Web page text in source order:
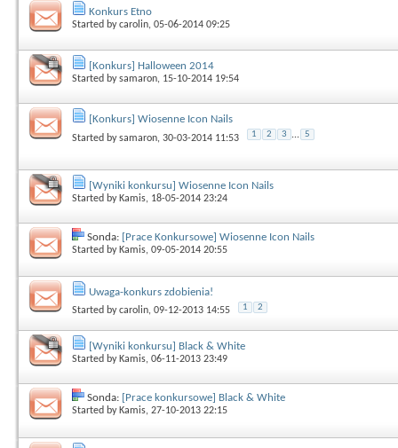
Konkurs Etno
Started bycarolin, 05-06-2014 09:25
[Konkurs] Halloween 2014
Started bysamaron, 15-10-2014 19:54
[Konkurs] Wiosenne Icon Nails
Started bysamaron, 30-03-2014 11:53 1 2 3 ... 5
[Wyniki konkursu] Wiosenne Icon Nails
Started by Kamis, 18-05-2014 23:24
Sonda: [Prace Konkursowe] Wiosenne Icon Nails
Started by Kamis, 09-05-2014 20:55
Uwaga-konkurs zdobienia!
Started bycarolin, 09-12-2013 14:55 1 2
[Wyniki konkursu] Black & White
Started by Kamis, 06-11-2013 23:49
Sonda: [Prace konkursowe] Black & White
Started by Kamis, 27-10-2013 22:15